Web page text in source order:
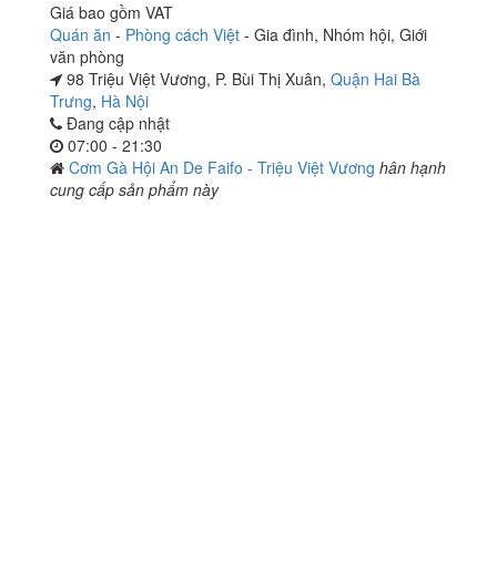
Giá bao gồm VAT
Quán ăn - Phòng cách Việt - Gia đình, Nhóm hội, Giới
văn phòng
98 Triệu Việt Vương, P. Bùi Thị Xuân, Quận Hai Bà
Trưng, Hà Nội
Đang cập nhật
07:00 - 21:30
Cơm Gà Hội An De Faifo - Triệu Việt Vương hân hạnh
cung cấp sản phẩm này